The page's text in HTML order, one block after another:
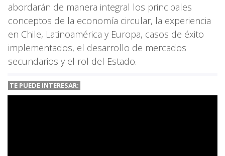
abordarán de manera integral los principales
conceptos de la economía circular, la experiencia
en Chile, Latinoamérica y Europa, casos de éxito
implementados, el desarrollo de mercados
secundarios y el rol del Estado.
TE PUEDE INTERESAR: